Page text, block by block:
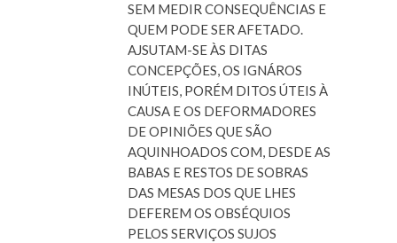
SEM MEDIR CONSEQUÊNCIAS E
QUEM PODE SER AFETADO.
AJSUTAM-SE ÀS DITAS
CONCEPÇÕES, OS IGNÁROS
INÚTEIS, PORÉM DITOS ÚTEIS À
CAUSA E OS DEFORMADORES
DE OPINIÕES QUE SÃO
AQUINHOADOS COM, DESDE AS
BABAS E RESTOS DE SOBRAS
DAS MESAS DOS QUE LHES
DEFEREM OS OBSÉQUIOS
PELOS SERVIÇOS SUJOS